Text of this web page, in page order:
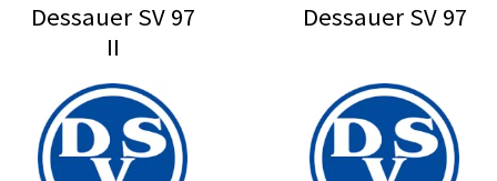
Dessauer SV 97
II
Dessauer SV 97